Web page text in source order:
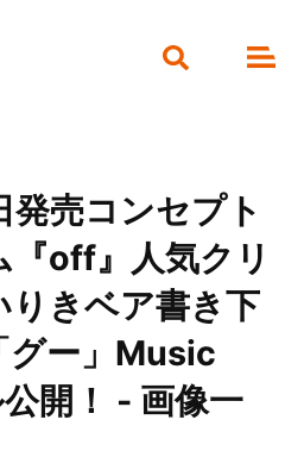
発売コンセプト
『off』人気クリ
りきベア書き下
グー」Music
開！ - 画像一